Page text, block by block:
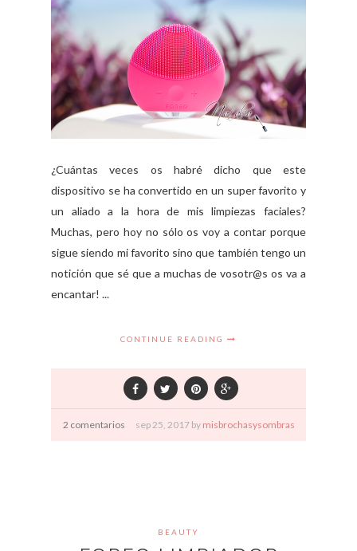
¿Cuántas veces os habré dicho que este
dispositivo se ha convertido en un super favorito y
un aliado a la hora de mis limpiezas faciales?
Muchas, pero hoy no sólo os voy a contar porque
sigue siendo mi favorito sino que también tengo un
notición que sé que a muchas de vosotr@s os va a
encantar! ...
CONTINUE READING
2 comentarios sep25, 2017 by misbrochasysombras
BEAUTY